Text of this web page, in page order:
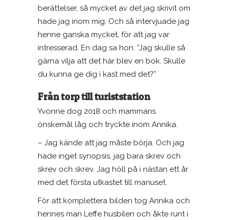
berättelser, så mycket av det jag skrivit om
hade jag inom mig. Och så intervjuade jag
henne ganska mycket, för att jag var
intresserad. En dag sa hon: ”Jag skulle så
gärna vilja att det här blev en bok. Skulle
du kunna ge dig i kast med det?”
Från torp till turiststation
Yvonne dog 2018 och mammans
önskemål låg och tryckte inom Annika.
– Jag kände att jag måste börja. Och jag
hade inget synopsis, jag bara skrev och
skrev och skrev. Jag höll på i nästan ett år
med det första utkastet till manuset.
För att komplettera bilden tog Annika och
hennes man Leffe husbilen och åkte runt i